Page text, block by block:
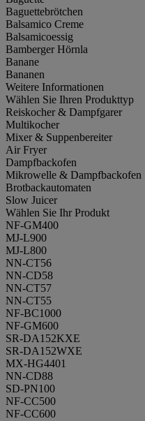
Baguettebrötchen
Balsamico Creme
Balsamicoessig
Bamberger Hörnla
Banane
Bananen
Weitere Informationen
Wählen Sie Ihren Produkttyp
Reiskocher & Dampfgarer
Multikocher
Mixer & Suppenbereiter
Air Fryer
Dampfbackofen
Mikrowelle & Dampfbackofen
Brotbackautomaten
Slow Juicer
Wählen Sie Ihr Produkt
NF-GM400
MJ-L900
MJ-L800
NN-CT56
NN-CD58
NN-CT57
NN-CT55
NF-BC1000
NF-GM600
SR-DA152KXE
SR-DA152WXE
MX-HG4401
NN-CD88
SD-PN100
NF-CC500
NF-CC600